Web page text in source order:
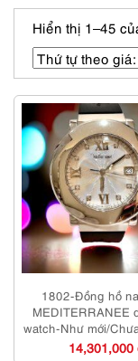
Hiển thị 1–45
1802-Đồng hồ
MEDITERRANEE
watch-Như mới/
14,301,000